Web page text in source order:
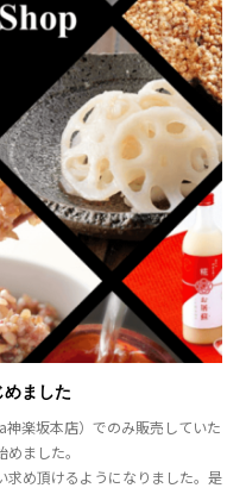
ました
楽坂本店）でのみ販売していた
ました。
求め頂けるようになりました。是